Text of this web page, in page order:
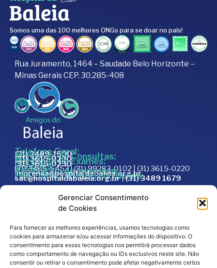
Gerenciar Consentimento
de Cookies
Para fornecer as melhores experiências, usamos tecnologias como
cookies para armazenar e/ou acessar informações do dispositivo. O
consentimento para essas tecnologias nos permitirá processar dados
como comportamento de navegação ou IDs exclusivos neste site. Não
consentir ou retirar o consentimento pode afetar negativamente certos
Somos uma das 100 melhores ONGs para se doar no país!
Rua Juramento, 1464 – Saudade Belo Horizonte –
Minas Gerais CEP. 30.285-408
Telefone Geral:
(31) 3489-1500
Marcação de Consultas:
(31) 3615-0230
Marcação de Exames:
(31) 3615-0230
Doações:
(31) 3465-5453 | (31) 99283-0102 | (31) 3615-0220
Assessoria de Imprensa:
imprensa@hospitaldabaleia.org.br
Fale com a Ouvidoria do Baleia:
sac@hospitaldabaleia.org.br|(31) 3489 1679
Trabalhe Conosco
Editais
Política de Privacidade
Código de Integridade